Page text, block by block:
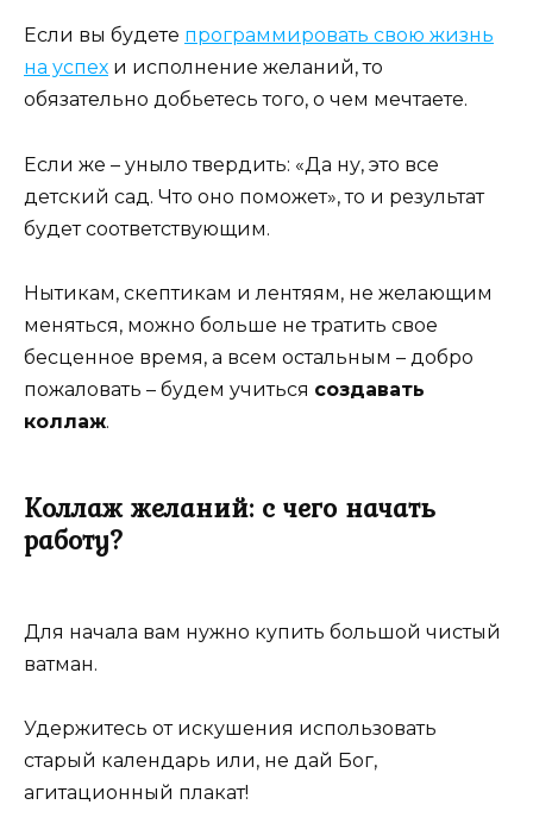
Если вы будете программировать свою жизнь
на успех и исполнение желаний, то
обязательно добьетесь того, о чем мечтаете.
Если же – уныло твердить: «Да ну, это все
детский сад. Что оно поможет», то и результат
будет соответствующим.
Нытикам, скептикам и лентяям, не желающим
меняться, можно больше не тратить свое
бесценное время, а всем остальным – добро
пожаловать – будем учиться создавать
коллаж.
Коллаж желаний: с чего начать
работу?
Для начала вам нужно купить большой чистый
ватман.
Удержитесь от искушения использовать
старый календарь или, не дай Бог,
агитационный плакат!